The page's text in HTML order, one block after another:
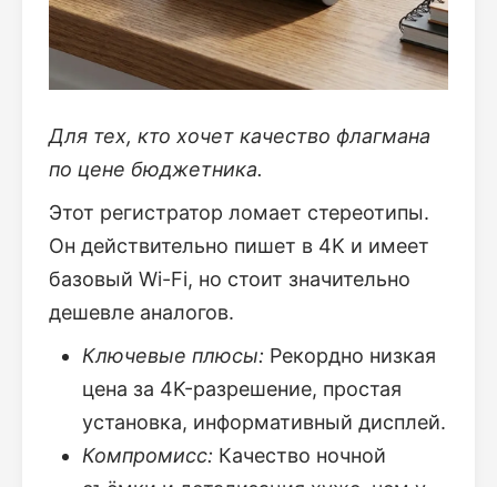
Для тех, кто хочет качество флагмана
по цене бюджетника.
Этот регистратор ломает стереотипы.
Он действительно пишет в 4K и имеет
базовый Wi-Fi, но стоит значительно
дешевле аналогов.
Ключевые плюсы: Рекордно низкая
цена за 4K-разрешение, простая
установка, информативный дисплей.
Компромисс: Качество ночной